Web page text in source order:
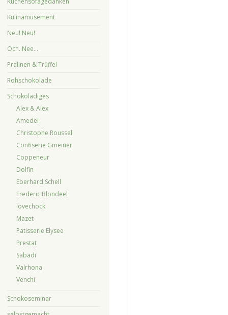
Kulinamusement
Neu! Neu!
Och. Nee…
Pralinen & Trüffel
Rohschokolade
Schokoladiges
Alex & Alex
Amedei
Christophe Roussel
Confiserie Gmeiner
Coppeneur
Dolfin
Eberhard Schell
Frederic Blondeel
lovechock
Mazet
Patisserie Elysee
Prestat
Sabadi
Valrhona
Venchi
Schokoseminar